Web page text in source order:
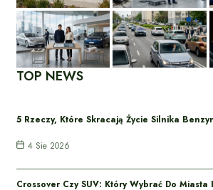
TOP NEWS
5 Rzeczy, Które Skracają Życie Silnika
4 Sie 2026
Crossover Czy SUV: Który Wybrać Do Miasta